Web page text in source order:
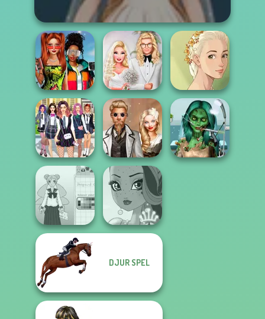
Babs And
Friends Love
Match Pr...
Babs' Spring
Wedding
Natural Girl
Portrait
College Girls
Team Makeover
Steampunk
Wedding
School Girl Dress
DJUR SPEL